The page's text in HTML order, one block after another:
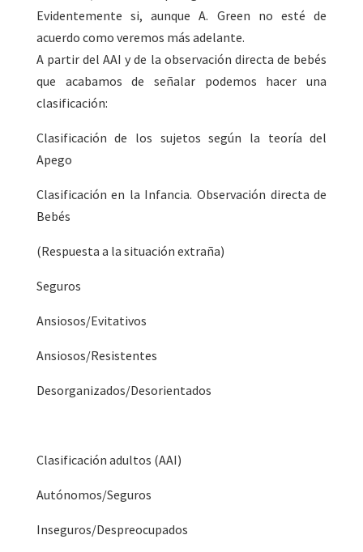
Evidentemente si, aunque A. Green no esté de
acuerdo como veremos más adelante.
A partir del AAI y de la observación directa de bebés
que acabamos de señalar podemos hacer una
clasificación:
Clasificación de los sujetos según la teoría del
Apego
Clasificación en la Infancia. Observación directa de
Bebés
(Respuesta a la situación extraña)
Seguros
Ansiosos/Evitativos
Ansiosos/Resistentes
Desorganizados/Desorientados
Clasificación adultos (AAI)
Autónomos/Seguros
Inseguros/Despreocupados